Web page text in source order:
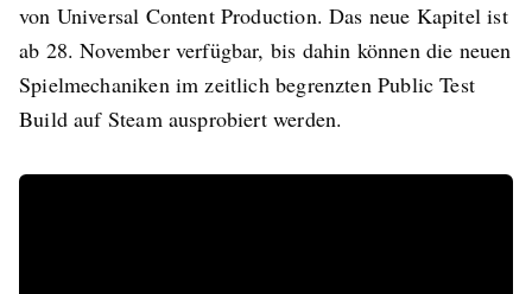
von Universal Content Production. Das neue Kapitel ist
ab 28. November verfügbar, bis dahin können die neuen
Spielmechaniken im zeitlich begrenzten Public Test
Build auf Steam ausprobiert werden.